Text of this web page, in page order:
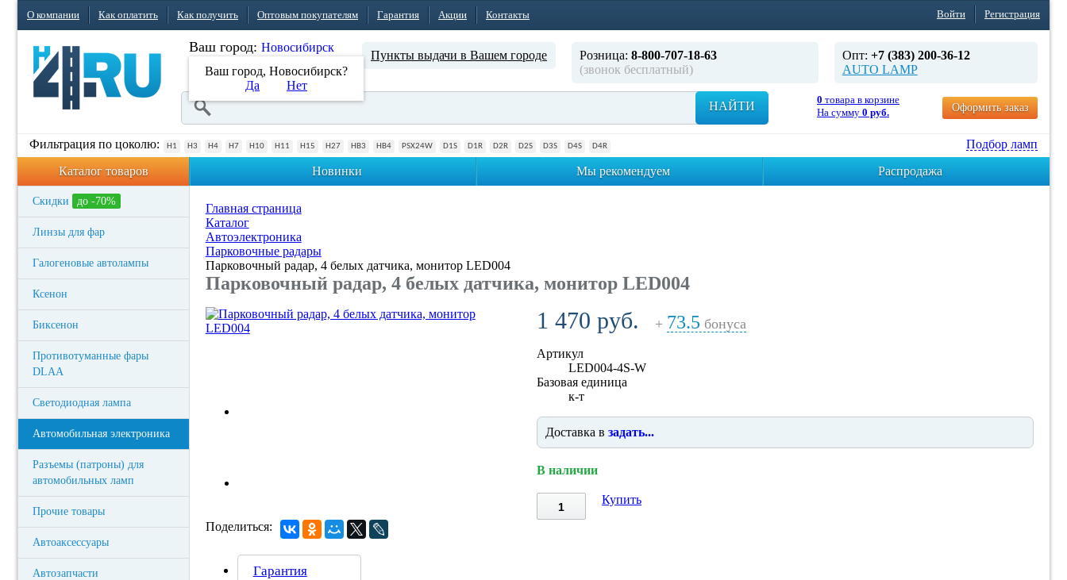
О компании Как оплатить Как получить Оптовым покупателям Гарантия Акции Контакты Войти Регистрация
Ваш город: Новосибирск
Ваш город, Новосибирск?
Да
Нет
Пункты выдачи в Вашем городе Розница: 8-800-707-18-63
(звонок бесплатный)
Опт: +7 (383) 200-36-12
AUTO LAMP
НАЙТИ 0 товара в корзине
На сумму 0 руб. Оформить заказ
Фильтрация по цоколю: H1 H3 H4 H7 H10 H11 H15 H27 HB3 HB4 PSX24W D1S D1R D2R D2S D3S D4S D4R
Подбор ламп
Каталог товаров
Новинки Мы рекомендуем Распродажа
Скидки до -70%
Линзы для фар
Галогеновые автолампы
Ксенон
Биксенон
Противотуманные фары
DLAA
Светодиодная лампа
Автомобильная электроника
Разъемы (патроны) для
автомобильных ламп
Прочие товары
Автоаксессуары
Автозапчасти
Главная страница
Каталог
Автоэлектроника
Парковочные радары
Парковочный радар, 4 белых датчика, монитор LED004
Парковочный радар, 4 белых датчика, монитор LED004
1 470 руб. + 73.5 бонуса
Артикул
LED004-4S-W
Базовая единица
к-т
Доставка в задать...
В наличии
Купить
Поделиться:
Гарантия